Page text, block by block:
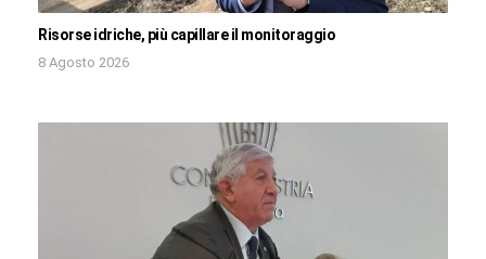
Risorse idriche, più capillare il monitoraggio
8 Agosto 2026